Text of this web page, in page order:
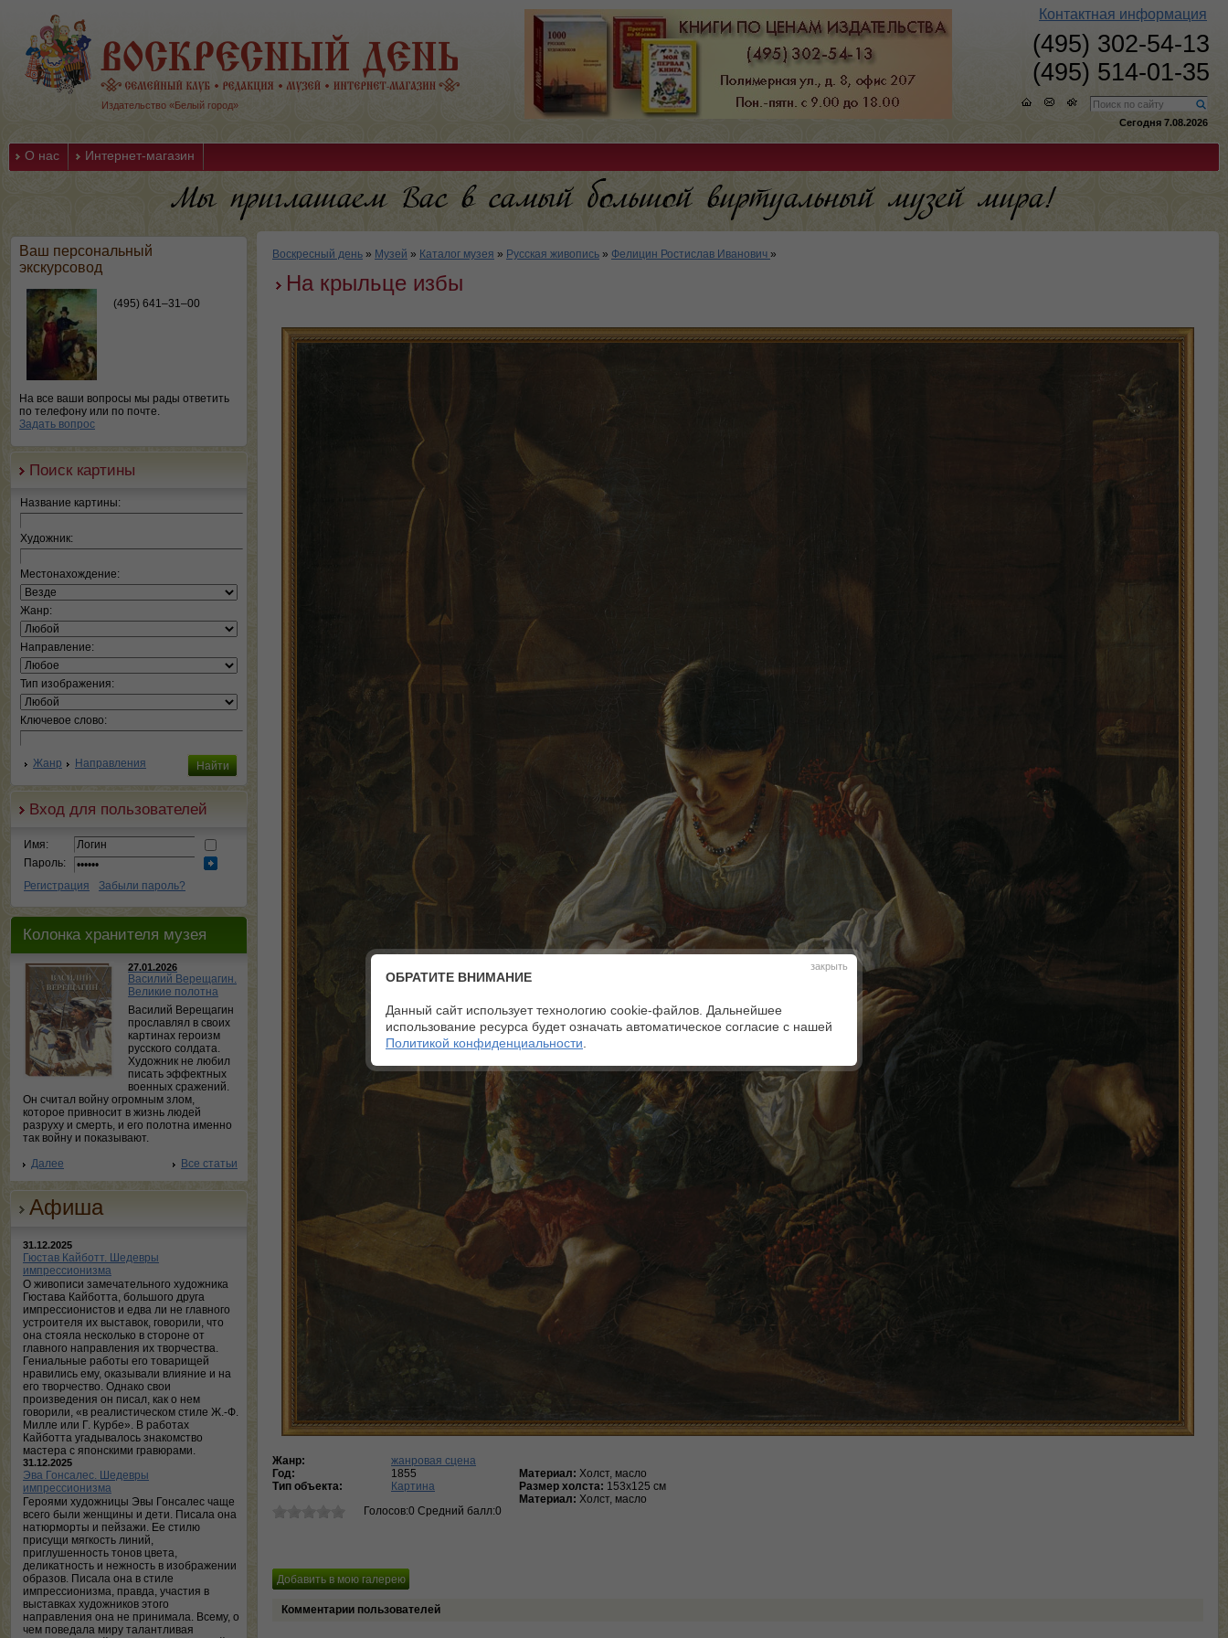
Издательство «Белый город»
Контактная информация
(495) 302-54-13
(495) 514-01-35
Сегодня 7.08.2026
О нас Интернет-магазин
Ваш персональный
экскурсовод
(495) 641–31–00
На все ваши вопросы мы рады ответить
по телефону или по почте.
Задать вопрос
Поиск картины
Название картины:
Художник:
Местонахождение:
Жанр:
Направление:
Тип изображения:
Ключевое слово:
Жанр Направления
Вход для пользователей
Имя:
Пароль:
Регистрация
Забыли пароль?
Колонка хранителя музея
27.01.2026
Василий Верещагин.
Великие полотна
Василий Верещагин
прославлял в своих
картинах героизм
русского солдата.
Художник не любил
писать эффектных
военных сражений.
Он считал войну огромным злом,
которое привносит в жизнь людей
разруху и смерть, и его полотна именно
так войну и показывают.
Далее
Все статьи
Афиша
31.12.2025
Гюстав Кайботт. Шедевры
импрессионизма
О живописи замечательного художника
Гюстава Кайботта, большого друга
импрессионистов и едва ли не главного
устроителя их выставок, говорили, что
она стояла несколько в стороне от
главного направления их творчества.
Гениальные работы его товарищей
нравились ему, оказывали влияние и на
его творчество. Однако свои
произведения он писал, как о нем
говорили, «в реалистическом стиле Ж.-Ф.
Милле или Г. Курбе». В работах
Кайботта угадывалось знакомство
мастера с японскими гравюрами.
31.12.2025
Эва Гонсалес. Шедевры
импрессионизма
Героями художницы Эвы Гонсалес чаще
всего были женщины и дети. Писала она
натюрморты и пейзажи. Ее стилю
присущи мягкость линий,
приглушенность тонов цвета,
деликатность и нежность в изображении
образов. Писала она в стиле
импрессионизма, правда, участия в
выставках художников этого
направления она не принимала. Всему, о
чем поведала миру талантливая
Воскресный день » Музей » Каталог музея » Русская живопись » Фелицин Ростислав Иванович »
На крыльце избы
Жанр:
жанровая сцена
Год:
1855
Тип объекта:
Картина
Голосов:0 Средний балл:0
Материал: Холст, масло
Размер холста: 153х125 см
Материал: Холст, масло
Комментарии пользователей
закрыть
ОБРАТИТЕ ВНИМАНИЕ
Данный сайт использует технологию cookie-файлов. Дальнейшее
использование ресурса будет означать автоматическое согласие с нашей
Политикой конфиденциальности